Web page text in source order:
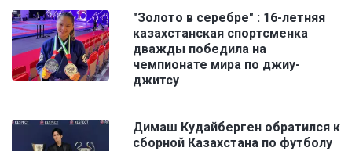
"Золото в серебре" : 16-летняя
казахстанская спортсменка
дважды победила на
чемпионате мира по джиу-
джитсу
Димаш Кудайберген обратился к
сборной Казахстана по футболу